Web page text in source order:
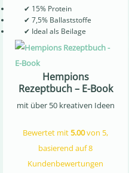
Preis
war:
€ 3,99
✔ 15% Protein
✔ 7,5% Ballaststoffe
✔ Ideal als Beilage
Hempions
Rezeptbuch – E-Book
mit über 50 kreativen Ideen
Bewertet mit5.00von 5,
basierend auf8
Kundenbewertungen